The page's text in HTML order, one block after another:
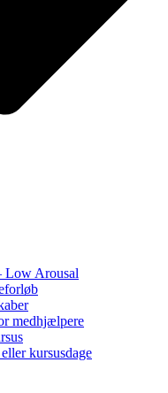
Low Arousal
medhjælpere
kursusdage